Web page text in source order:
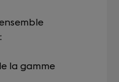
la gamme